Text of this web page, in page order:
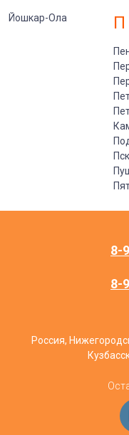
Йошкар-Ола П
8-
8-
Россия,